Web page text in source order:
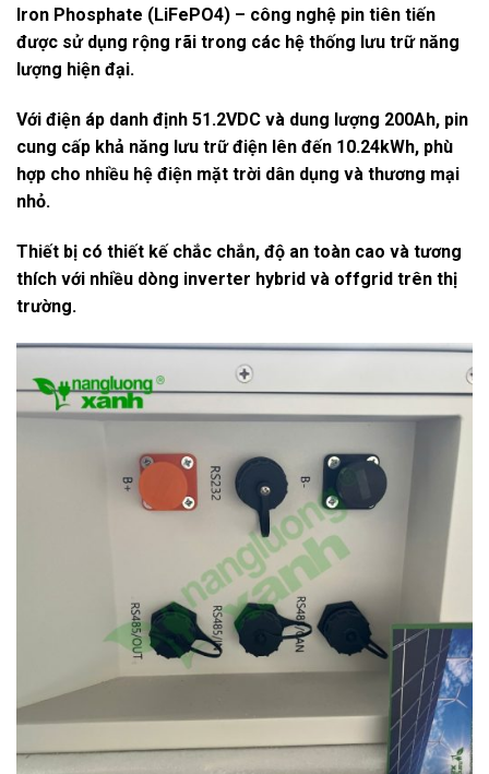
Iron Phosphate (LiFePO4) – công nghệ pin tiên tiến
được sử dụng rộng rãi trong các hệ thống lưu trữ năng
lượng hiện đại.
Với điện áp danh định 51.2VDC và dung lượng 200Ah, pin
cung cấp khả năng lưu trữ điện lên đến 10.24kWh, phù
hợp cho nhiều hệ điện mặt trời dân dụng và thương mại
nhỏ.
Thiết bị có thiết kế chắc chắn, độ an toàn cao và tương
thích với nhiều dòng inverter hybrid và offgrid trên thị
trường.